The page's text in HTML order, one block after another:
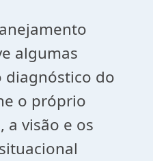
algumas
diagnóstico do
o próprio
a visão e os